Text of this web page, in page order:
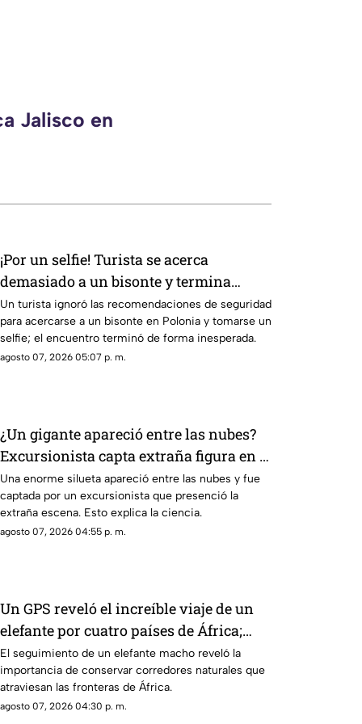
Jalisco en
¡Por un selfie! Turista se acerca
demasiado a un bisonte y termina
embestido en Polonia
Un turista ignoró las recomendaciones de seguridad
para acercarse a un bisonte en Polonia y tomarse un
selfie; el encuentro terminó de forma inesperada.
agosto 07, 2026 05:07 p. m.
¿Un gigante apareció entre las nubes?
Excursionista capta extraña figura en el
cielo
Una enorme silueta apareció entre las nubes y fue
captada por un excursionista que presenció la
extraña escena. Esto explica la ciencia.
agosto 07, 2026 04:55 p. m.
Un GPS reveló el increíble viaje de un
elefante por cuatro países de África;
esta es la historia de 'Z16'
El seguimiento de un elefante macho reveló la
importancia de conservar corredores naturales que
atraviesan las fronteras de África.
agosto 07, 2026 04:30 p. m.